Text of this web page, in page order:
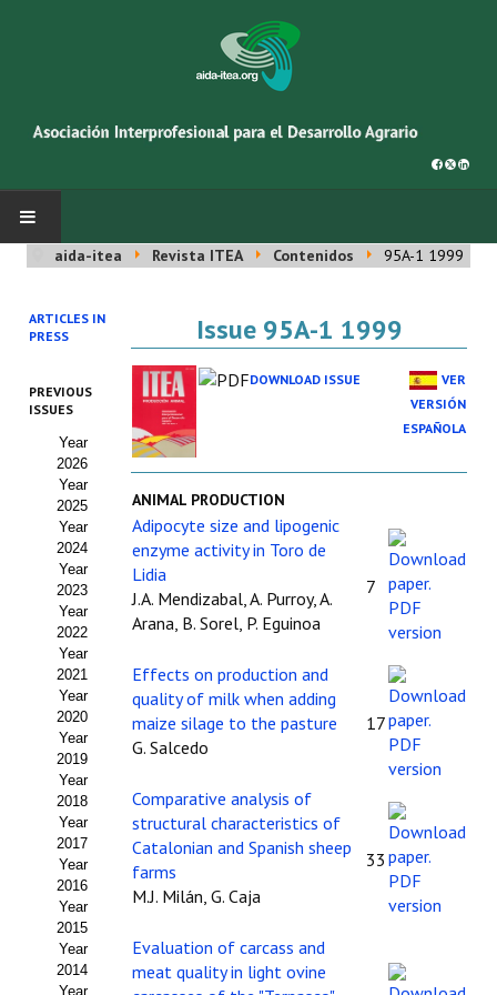
INICIO
SOBRE NOSOTROS
Asociación AIDA
Cincuentenario AIDA
Organigrama
Estatutos
Hacerse socio
Noticias
Galería de Fotos
Web AIDA 2.0
REVISTA ITEA
Presentación ITEA
Equipo Editorial
Leer revista ITEA
Directrices para autores/as
Políticas Editoriales
aida-itea Revista ITEA Contenidos 95A-1 1999
ARTICLES IN
PRESS
PREVIOUS
ISSUES
Year
2026
Year
2025
Year
2024
Year
2023
Year
2022
Year
2021
Year
2020
Year
2019
Year
2018
Year
2017
Year
2016
Year
2015
Year
2014
Year
Issue 95A-1 1999
DOWNLOAD ISSUE
VER
VERSIÓN
ESPAÑOLA
ANIMAL PRODUCTION
Adipocyte size and lipogenic
enzyme activity in Toro de
Lidia
J.A. Mendizabal, A. Purroy, A.
Arana, B. Sorel, P. Eguinoa
7
Effects on production and
quality of milk when adding
maize silage to the pasture
G. Salcedo
17
Comparative analysis of
structural characteristics of
Catalonian and Spanish sheep
farms
M.J. Milán, G. Caja
33
Evaluation of carcass and
meat quality in light ovine